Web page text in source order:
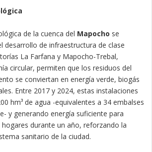
de la cuenca del Mapocho se
desarrollo de infraestructura de clase
La Farfana y Mapocho-Trebal,
circular, permiten que los residuos del
se conviertan en energía verde, biogás
Entre 2017 y 2024, estas instalaciones
hm³ de agua -equivalentes a 34 embalses
y generando energía suficiente para
durante un año, reforzando la
sanitario de la ciudad.